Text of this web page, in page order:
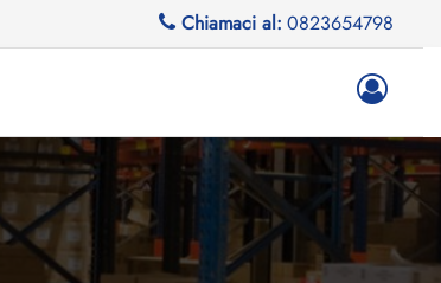
Chiamaci al: 0823654798